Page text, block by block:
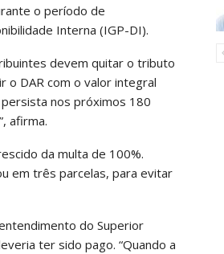
o período de
Interna (IGP-DI).
devem quitar o tributo
o DAR com o valor integral
nos próximos 180
afirma.
da multa de 100%.
em três parcelas, para evitar
do Superior
ter sido pago. “Quando a